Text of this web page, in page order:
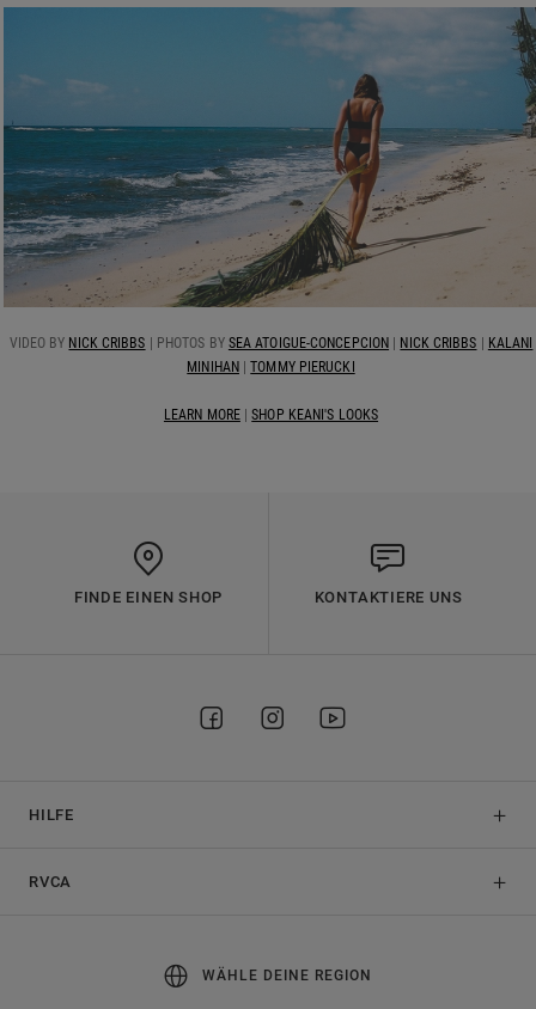
VIDEO BY NICK CRIBBS | PHOTOS BY SEA ATOIGUE-CONCEPCION NICK CRIBBS
KALANI
MINIHAN |TOMMY PIERUCKI
LEARN MORE|SHOP KEANI'S LOOKS
FINDE EINEN SHOP KONTAKTIERE UNS
HILFE
RVCA
WÄHLE DEINE REGION